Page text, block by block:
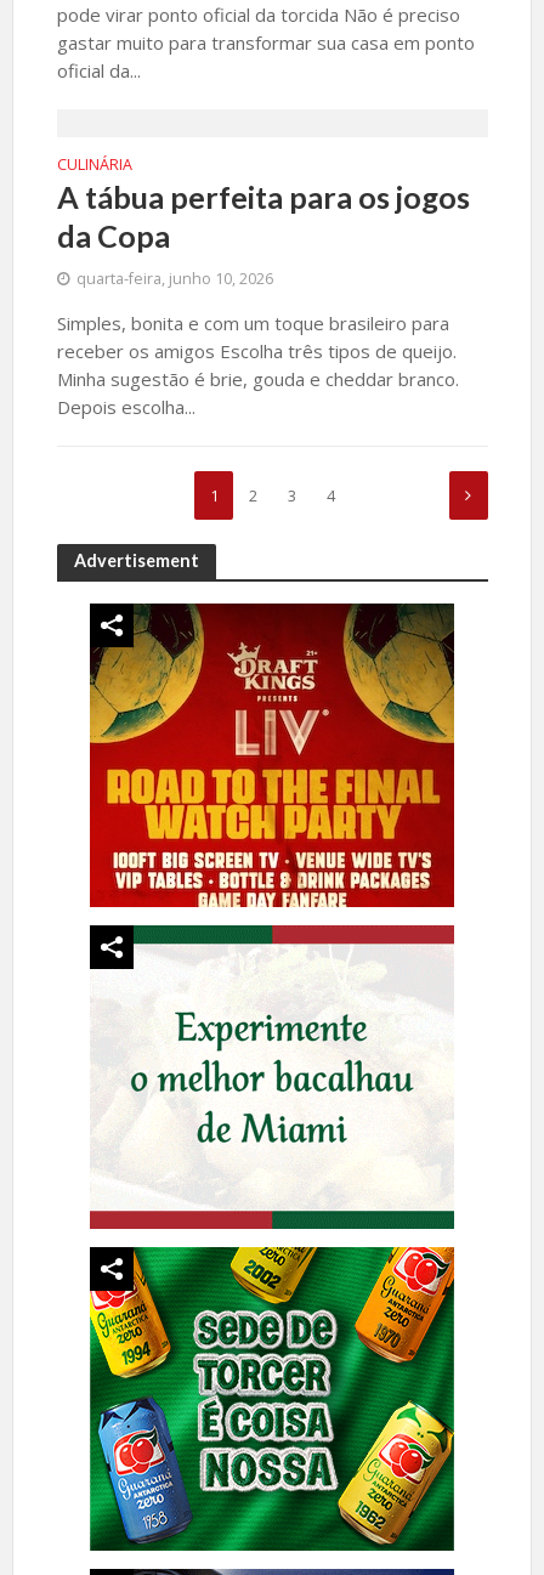
pode virar ponto oficial da torcida Não é preciso
gastar muito para transformar sua casa em ponto
oficial da...
CULINÁRIA
A tábua perfeita para os jogos
da Copa
quarta-feira, junho 10, 2026
Simples, bonita e com um toque brasileiro para
receber os amigos Escolha três tipos de queijo.
Minha sugestão é brie, gouda e cheddar branco.
Depois escolha...
1 2 3 4
Advertisement